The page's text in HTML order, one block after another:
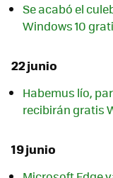
Se acabó el
Windows 10
22 junio
Habemus lío,
recibirán gratis
19 junio